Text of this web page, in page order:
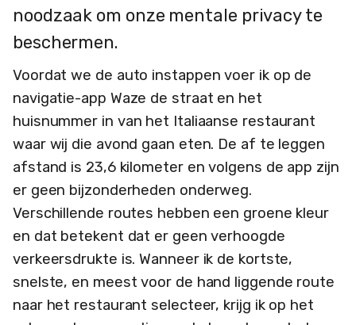
noodzaak om onze mentale privacy te
beschermen.
Voordat we de auto instappen voer ik op de
navigatie-app Waze de straat en het
huisnummer in van het Italiaanse restaurant
waar wij die avond gaan eten. De af te leggen
afstand is 23,6 kilometer en volgens de app zijn
er geen bijzonderheden onderweg.
Verschillende routes hebben een groene kleur
en dat betekent dat er geen verhoogde
verkeersdrukte is. Wanneer ik de kortste,
snelste, en meest voor de hand liggende route
naar het restaurant selecteer, krijg ik op het